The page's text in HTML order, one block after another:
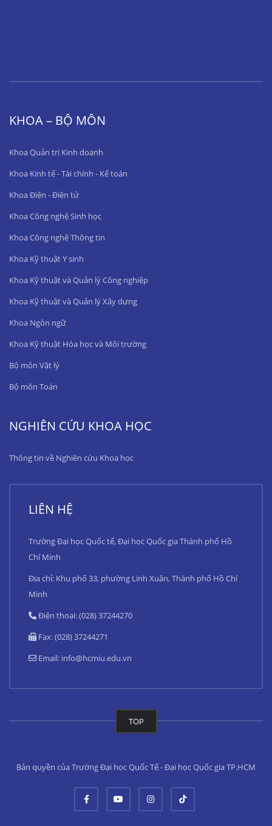
KHOA – BỘ MÔN
Khoa Quản trị Kinh doanh
Khoa Kinh tế - Tài chính - Kế toán
Khoa Điện - Điện tử
Khoa Công nghệ Sinh học
Khoa Công nghệ Thông tin
Khoa Kỹ thuật Y sinh
Khoa Kỹ thuật và Quản lý Công nghiệp
Khoa Kỹ thuật và Quản lý Xây dựng
Khoa Ngôn ngữ
Khoa Kỹ thuật Hóa học và Môi trường
Bộ môn Vật lý
Bộ môn Toán
NGHIÊN CỨU KHOA HỌC
Thông tin về Nghiên cứu Khoa học
LIÊN HỆ
Trường Đại học Quốc tế, Đại học Quốc gia Thành phố Hồ
Chí Minh
Địa chỉ: Khu phố 33, phường Linh Xuân, Thành phố Hồ Chí
Minh
Điện thoại: (028) 37244270
Fax: (028) 37244271
Email: info@hcmiu.edu.vn
TOP
Bản quyền của Trường Đại học Quốc Tế - Đại học Quốc gia TP.HCM